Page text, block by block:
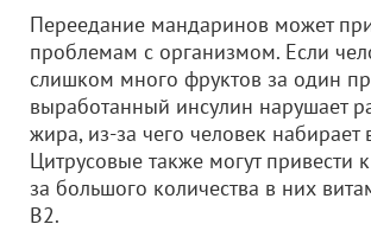
Переедание мандаринов может
проблемам с организмом. Если
слишком много фруктов за один
выработанный инсулин нарушает
жира, из-за чего человек набирает
Цитрусовые также могут привести
за большого количества в них
B2.